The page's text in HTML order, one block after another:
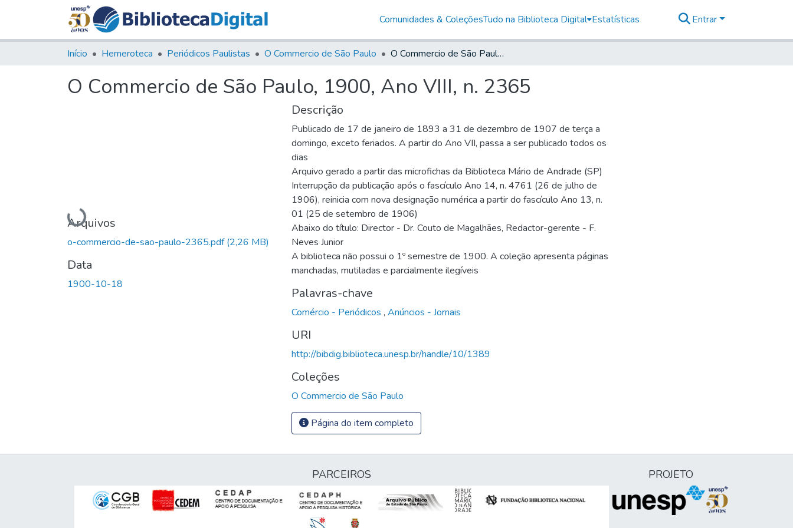
Comunidades & ColeçõesTudo na Biblioteca Digital Estatísticas Entrar
Início Hemeroteca Periódicos Paulistas O Commercio de São Paulo O Commercio de São Paulo, 1900, Ano VIII, n. 2365
O Commercio de São Paulo, 1900, Ano VIII, n. 2365
Carregando...
Arquivos
o-commercio-de-sao-paulo-2365.pdf(2,26 MB)
Data
1900-10-18
Descrição
Publicado de 17 de janeiro de 1893 a 31 de dezembro de 1907 de terça a
domingo, exceto feriados. A partir do Ano VII, passa a ser publicado todos os
dias
Arquivo gerado a partir das microfichas da Biblioteca Mário de Andrade (SP)
Interrupção da publicação após o fascículo Ano 14, n. 4761 (26 de julho de
1906), reinicia com nova designação numérica a partir do fascículo Ano 13, n.
01 (25 de setembro de 1906)
Abaixo do título: Director - Dr. Couto de Magalhães, Redactor-gerente - F.
Neves Junior
A biblioteca não possui o 1º semestre de 1900. A coleção apresenta páginas
manchadas, mutiladas e parcialmente ilegíveis
Palavras-chave
Comércio - Periódicos , Anúncios - Jornais
URI
http://bibdig.biblioteca.unesp.br/handle/10/1389
Coleções
O Commercio de São Paulo
Página do item completo
PARCEIROS PROJETO